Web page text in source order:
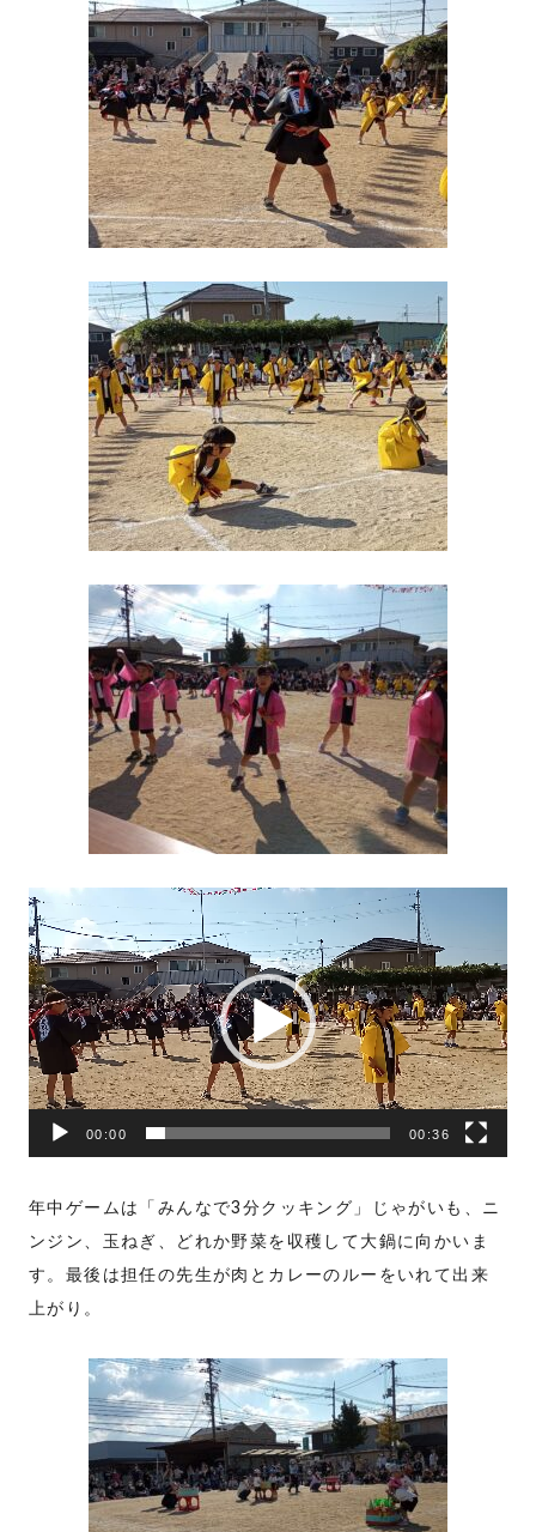
動
画
プ
レ
ー
ヤ
ー
00:00 00:36
年中ゲームは「みんなで3分クッキング」じゃがいも、ニ
ンジン、玉ねぎ、どれか野菜を収穫して大鍋に向かいま
す。最後は担任の先生が肉とカレーのルーをいれて出来
上がり。